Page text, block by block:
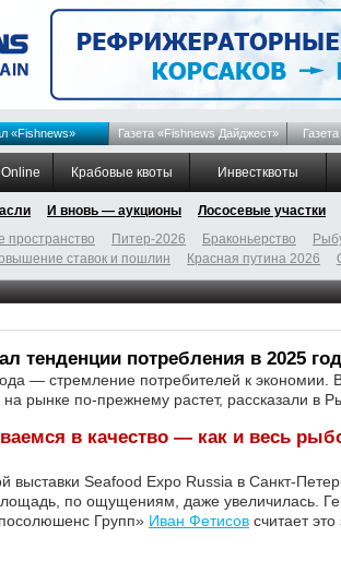
«Fishnews» Газета «Fishnews Дайджест»
Крабовые квоты Инвестквоты
И вновь — аукционы Лососевые участки
пространство Питер-2026 Браконьерство
ставок и пошлин Красная путина 2026
тенденции потребления в 2025
— стремление потребителей к экономии.
рынке по-прежнему растет, рассказали в
в качество — как и весь
выставки Seafood Expo Russia в Санкт-
по ощущениям, даже увеличилась.
Групп» Иван Фетисов считает